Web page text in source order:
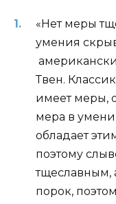
«Нет меры
умения
Твен.
имеет меры,
мера в
обладает
поэтому
тщеславным,
порок,